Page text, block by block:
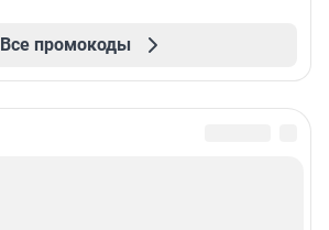
Все промокоды